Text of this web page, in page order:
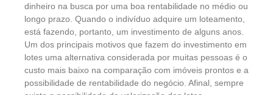
dinheiro na busca por uma boa rentabilidade no médio ou
longo prazo. Quando o indivíduo adquire um loteamento,
está fazendo, portanto, um investimento de alguns anos.
Um dos principais motivos que fazem do investimento em
lotes uma alternativa considerada por muitas pessoas é o
custo mais baixo na comparação com imóveis prontos e a
possibilidade de rentabilidade do negócio. Afinal, sempre